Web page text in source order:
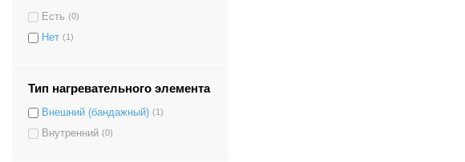
Есть (0)
Нет (1)
Тип нагревательного элемента
Внешний (бандажный) (1)
Внутренний (0)